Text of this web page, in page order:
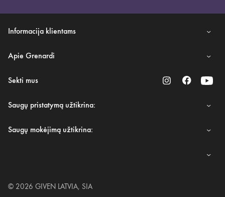
Informacija klientams
Apie Grenardi
Sekti mus
Saugų pristatymą užtikrina:
Saugų mokėjimą užtikrina:
© 2026 GIVEN LATVIA, SIA